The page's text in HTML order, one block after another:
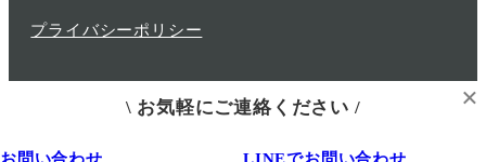
プライバシーポリシー
\ お気軽にご連絡ください / ×